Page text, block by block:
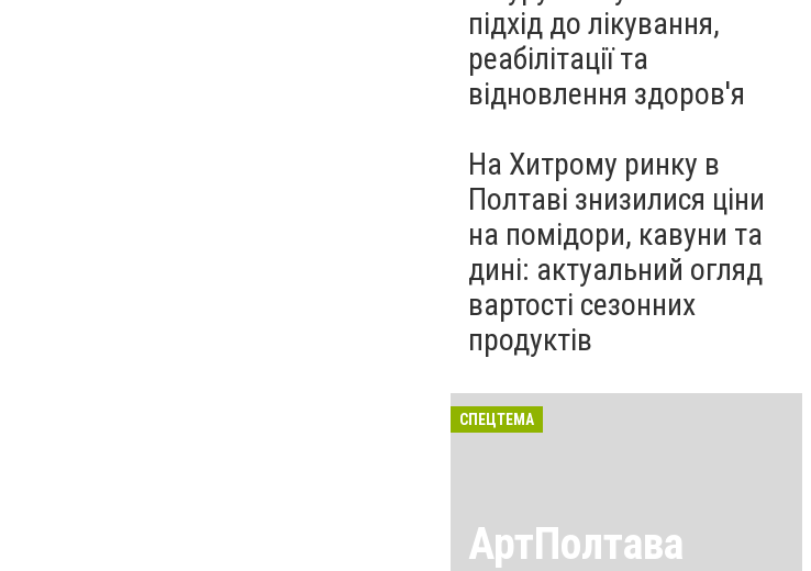
підхід до лікування,
реабілітації та
відновлення здоров'я
На Хитрому ринку в
Полтаві знизилися ціни
на помідори, кавуни та
дині: актуальний огляд
вартості сезонних
продуктів
СПЕЦТЕМА
АртПолтава